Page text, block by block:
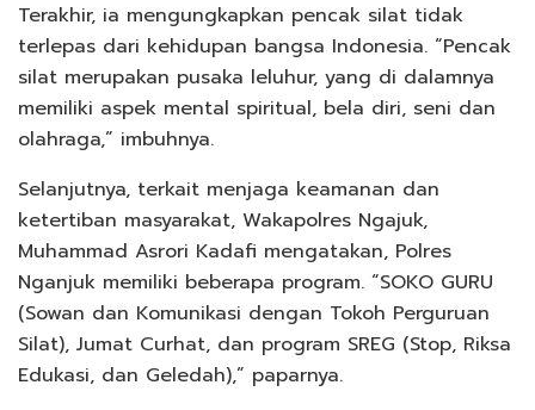
Terakhir, ia mengungkapkan pencak silat tidak
terlepas dari kehidupan bangsa Indonesia. “Pencak
silat merupakan pusaka leluhur, yang di dalamnya
memiliki aspek mental spiritual, bela diri, seni dan
olahraga,” imbuhnya.
Selanjutnya, terkait menjaga keamanan dan
ketertiban masyarakat, Wakapolres Ngajuk,
Muhammad Asrori Kadafi mengatakan, Polres
Nganjuk memiliki beberapa program. “SOKO GURU
(Sowan dan Komunikasi dengan Tokoh Perguruan
Silat), Jumat Curhat, dan program SREG (Stop, Riksa
Edukasi, dan Geledah),” paparnya.